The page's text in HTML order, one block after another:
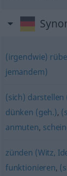
(irgendwie)
jemandem)
(sich) darstellen
dünken (geh.),
anmuten,
zünden (Witz,
funktionieren,